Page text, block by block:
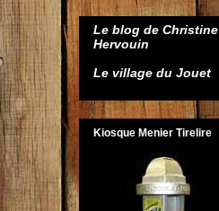
Le blog de Christine
Hervouin
Le village du Jouet
Kiosque Menier Tirelire